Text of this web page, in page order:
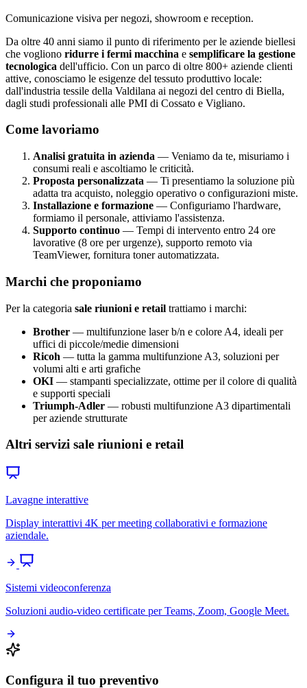
Comunicazione visiva per negozi, showroom e reception.
Da oltre 40 anni siamo il punto di riferimento per le aziende biellesi
che vogliono ridurre i fermi macchina e semplificare la gestione
tecnologica dell'ufficio. Con un parco di oltre 800+ aziende clienti
attive, conosciamo le esigenze del tessuto produttivo locale:
dall'industria tessile della Valdilana ai negozi del centro di Biella,
dagli studi professionali alle PMI di Cossato e Vigliano.
Come lavoriamo
Analisi gratuita in azienda — Veniamo da te, misuriamo i
consumi reali e ascoltiamo le criticità.
Proposta personalizzata — Ti presentiamo la soluzione più
adatta tra acquisto, noleggio operativo o configurazioni miste.
Installazione e formazione — Configuriamo l'hardware,
formiamo il personale, attiviamo l'assistenza.
Supporto continuo — Tempi di intervento entro 24 ore
lavorative (8 ore per urgenze), supporto remoto via
TeamViewer, fornitura toner automatizzata.
Marchi che proponiamo
Per la categoria sale riunioni e retail trattiamo i marchi:
Brother — multifunzione laser b/n e colore A4, ideali per
uffici di piccole/medie dimensioni
Ricoh — tutta la gamma multifunzione A3, soluzioni per
volumi alti e arti grafiche
OKI — stampanti specializzate, ottime per il colore di qualità
e supporti speciali
Triumph-Adler — robusti multifunzione A3 dipartimentali
per aziende strutturate
Altri servizi sale riunioni e retail
Lavagne interattive
Display interattivi 4K per meeting collaborativi e formazione
aziendale.
Sistemi videoconferenza
Soluzioni audio-video certificate per Teams, Zoom, Google Meet.
Configura il tuo preventivo